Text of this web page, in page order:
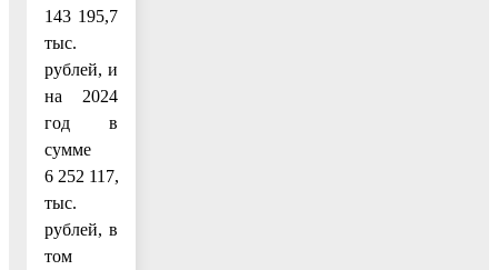
143 195,7
тыс.
рублей, и
на 2024
год в
сумме
6 252 117,7
тыс.
рублей, в
том